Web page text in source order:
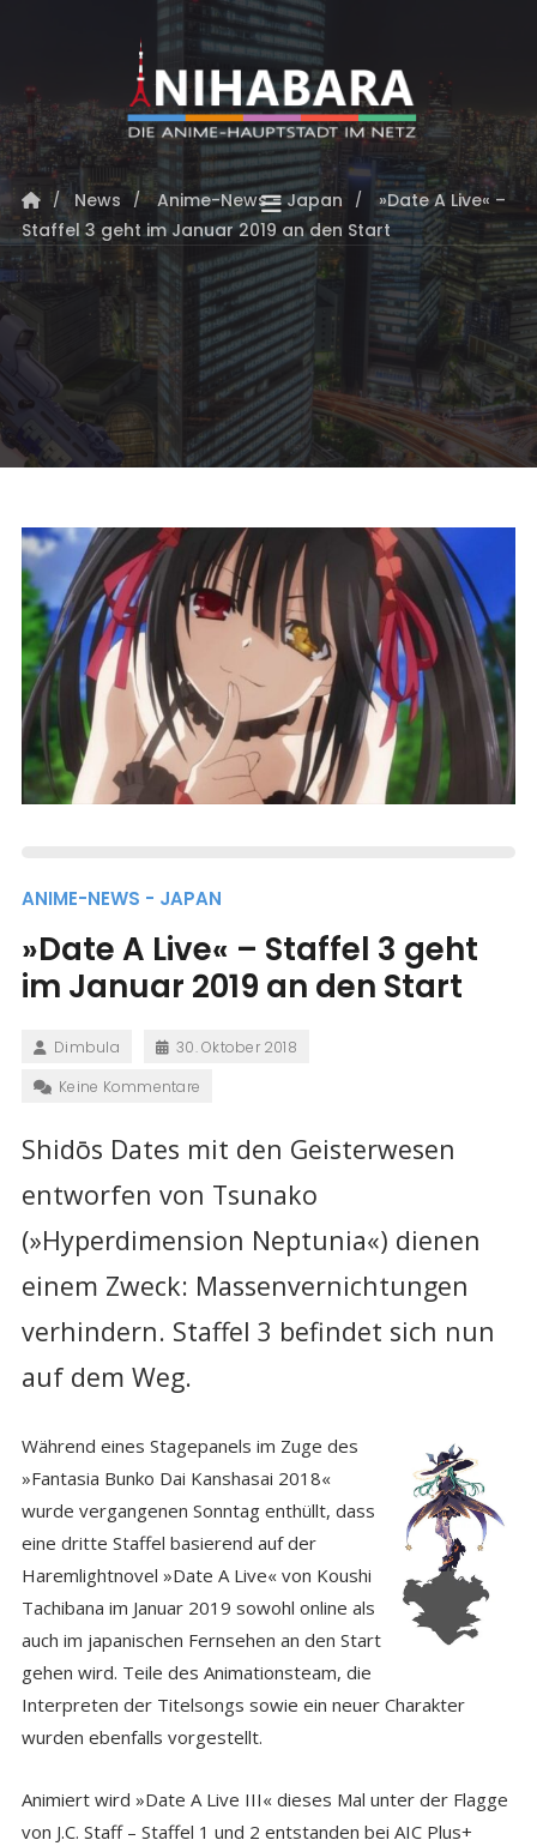
News Anime-News - Japan
»Date A Live« –
Staffel 3 geht im Januar 2019 an den Start
ANIME-NEWS - JAPAN
»Date A Live« – Staffel 3 geht
im Januar 2019 an den Start
Dimbula
30. Oktober 2018
Keine Kommentare
Shidōs Dates mit den Geisterwesen
entworfen von Tsunako
(»Hyperdimension Neptunia«) dienen
einem Zweck: Massenvernichtungen
verhindern. Staffel 3 befindet sich nun
auf dem Weg.
Während eines Stagepanels im Zuge des
»Fantasia Bunko Dai Kanshasai 2018«
wurde vergangenen Sonntag enthüllt, dass
eine dritte Staffel basierend auf der
Haremlightnovel »Date A Live« von Koushi
Tachibana im Januar 2019 sowohl online als
auch im japanischen Fernsehen an den Start
gehen wird. Teile des Animationsteam, die
Interpreten der Titelsongs sowie ein neuer Charakter
wurden ebenfalls vorgestellt.
Animiert wird »Date A Live III« dieses Mal unter der Flagge
von J.C. Staff – Staffel 1 und 2 entstanden bei AIC Plus+